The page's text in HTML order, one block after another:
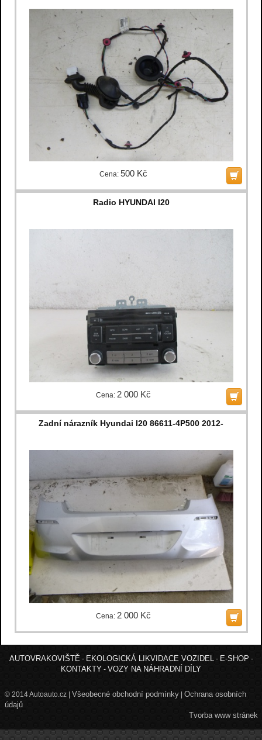
Cena: 500 Kč
Radio HYUNDAI I20
Cena: 2 000 Kč
Zadní nárazník Hyundai I20 86611-4P500 2012-
Cena: 2 000 Kč
AUTOVRAKOVIŠTĚ - EKOLOGICKÁ LIKVIDACE VOZIDEL - E-SHOP -
KONTAKTY - VOZY NA NÁHRADNÍ DÍLY
© 2014 Autoauto.cz | Všeobecné obchodní podmínky| Ochrana osobních
údajů
Tvorba www stránek